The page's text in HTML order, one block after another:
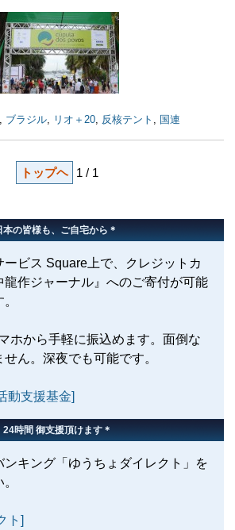
, ブラジル, リオ＋20, 反核テント , 国連
トップヘ 1 / 1
の皆様も、ご自宅から＊
ービス Square上で、クレジットカ
龍作ジャーナル』へのご寄付が可能
ホから手軽に振込めます。面倒な
ん。深夜でも可能です。
動支援基金]
時間 御支援頂けます＊
ンキング「ゆうちょダイレクト」を
ト]